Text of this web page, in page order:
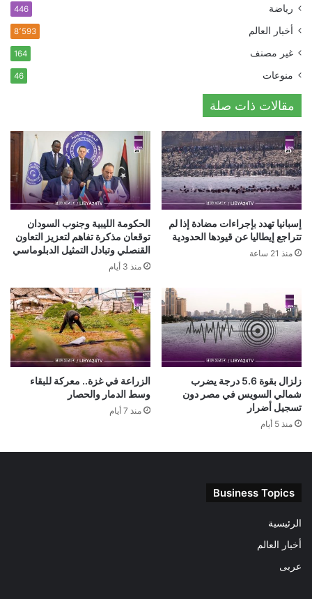
رياضة 446
أخبار العالم 8٬593
غير مصنف 164
منوعات 46
مقالات ذات صلة
إسبانيا تهدد بإجراءات مضادة إذا لم
تتراجع إيطاليا عن قيودها الحدودية
منذ 21 ساعة
الحكومة الليبية وجنوب السودان
توقعان مذكرة تفاهم لتعزيز التعاون
القنصلي وتبادل التمثيل الدبلوماسي
منذ 3 أيام
زلزال بقوة 5.6 درجة يضرب
شمالي السويس في مصر دون
تسجيل أضرار
منذ 5 أيام
الزراعة في غزة.. معركة للبقاء
وسط الدمار والحصار
منذ 7 أيام
Business Topics
الرئيسية
أخبار العالم
عربى